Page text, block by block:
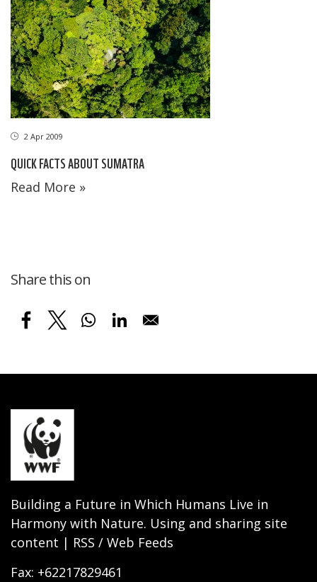
2 Apr 2009
QUICK FACTS ABOUT SUMATRA
Read More »
Share this on
Building a Future in Which Humans Live in
Harmony with Nature. Using and sharing site
content | RSS / Web Feeds
Fax: +62217829461